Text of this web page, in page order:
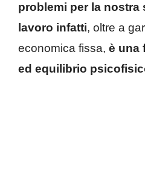
problemi per la nostra
lavoro infatti, oltre a
economica fissa, è una
ed equilibrio